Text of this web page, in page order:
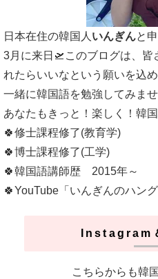
日本在住の韓国人 いんぎんと
3月に来日🛫このブログは、皆
れたらいいなという願いを込
一緒に韓国語を勉強してみま
あなたもきっと！楽しく！韓
🍀修士課程修了(教育学)
🍀博士課程修了(工学)
🍀韓国語講師歴 2015年～
🍀YouTube「いんぎんのハン
Instagram
こちらからも韓